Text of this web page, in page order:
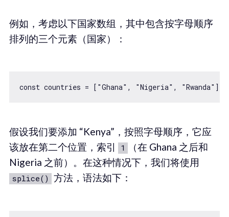
例如，考虑以下国家数组，其中包含按字母顺序
排列的三个元素（国家）：
假设我们要添加 “Kenya”，按照字母顺序，它应
该放在第二个位置，索引
1
（在 Ghana 之后和
Nigeria 之前）。在这种情况下，我们将使用
splice() 方法，语法如下：